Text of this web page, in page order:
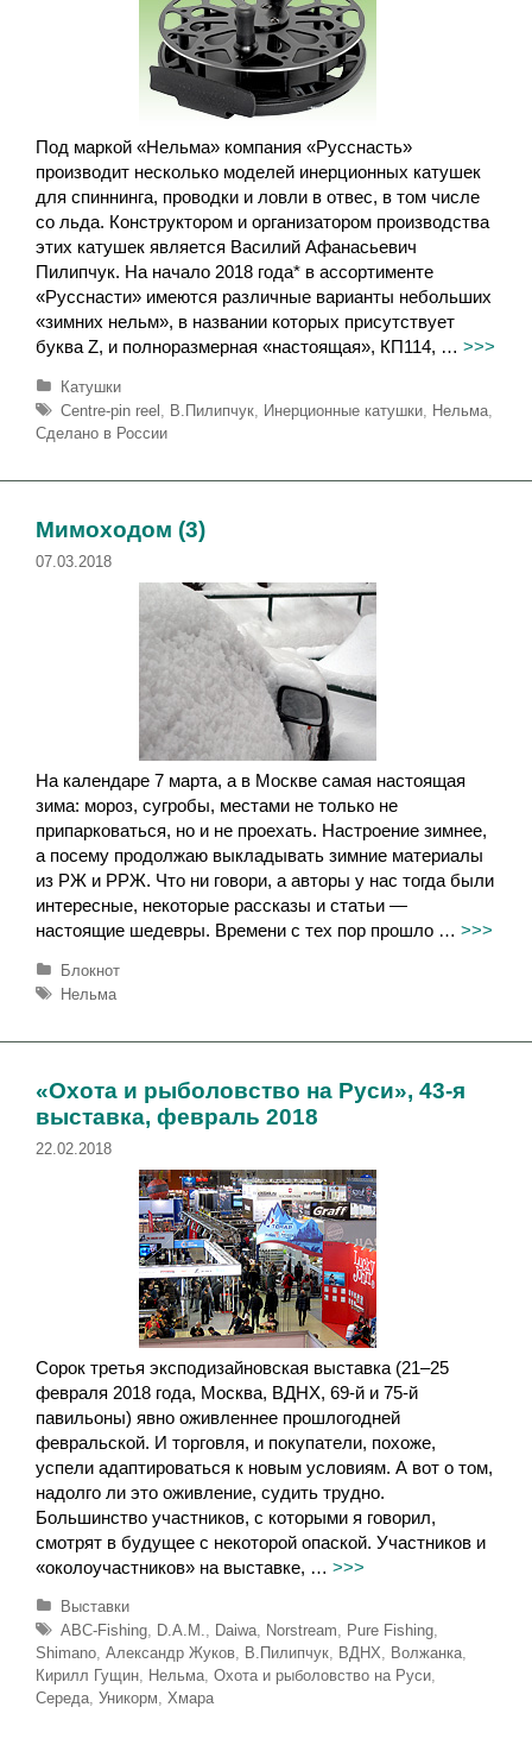
Под маркой «Нельма» компания «Русснасть»
производит несколько моделей инерционных катушек
для спиннинга, проводки и ловли в отвес, в том числе
со льда. Конструктором и организатором производства
этих катушек является Василий Афанасьевич
Пилипчук. На начало 2018 года* в ассортименте
«Русснасти» имеются различные варианты небольших
«зимних нельм», в названии которых присутствует
буква Z, и полноразмерная «настоящая», КП114, … >>>
Р
у
б
и
и
Катушки
М
е
к
Centre-pin reel , В.Пилипчук, Инерционные катушки, Нельма,
Сделано в России
Мимоходом (3)
07.03.2018
На календаре 7 марта, а в Москве самая настоящая
зима: мороз, сугробы, местами не только не
припарковаться, но и не проехать. Настроение зимнее,
а посему продолжаю выкладывать зимние материалы
из РЖ и РРЖ. Что ни говори, а авторы у нас тогда были
интересные, некоторые рассказы и статьи —
настоящие шедевры. Времени с тех пор прошло … >>>
Р
у
к
и
Блокнот
М
т
и
Нельма
«Охота и рыболовство на Руси», 43-я
выставка, февраль 2018
22.02.2018
Сорок третья эксподизайновская выставка (21–25
февраля 2018 года, Москва, ВДНХ, 69-й и 75-й
павильоны) явно оживленнее прошлогодней
февральской. И торговля, и покупатели, похоже,
успели адаптироваться к новым условиям. А вот о том,
надолго ли это оживление, судить трудно.
Большинство участников, с которыми я говорил,
смотрят в будущее с некоторой опаской. Участников и
«околоучастников» на выставке, … >>>
Р
у
б
р
и
Выставки
М
е
т
к
ABC-Fishing, D.A.M., Daiwa, Norstream, Pure Fishing,
Shimano, Александр Жуков, В.Пилипчук, ВДНХ, Волжанка,
Кирилл Гущин, Нельма, Охота и рыболовство на Руси,
Середа, Уникорм, Хмара